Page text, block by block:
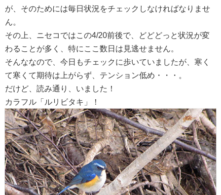
が、そのためには毎日状況をチェックしなければなりませ
ん。
その上、ニセコではこの4/20前後で、どどどっと状況が変
わることが多く、特にここ数日は見逃せません。
そんななので、今日もチェックに歩いていましたが、寒く
て寒くて期待は上がらず、テンション低め・・・。
だけど、読み通り、いました！
カラフル「ルリビタキ」！